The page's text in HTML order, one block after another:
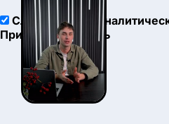
Служебные
Принять
Настроить